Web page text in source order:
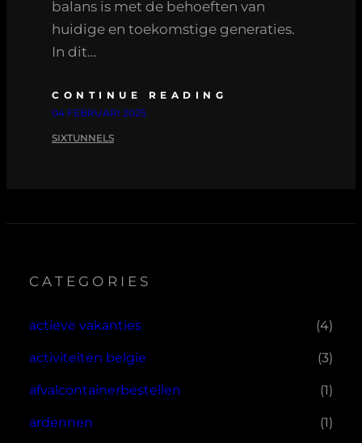
balans is met de behoeften van
huidige en toekomstige generaties.
In dit…
CONTINUE READING
04 FEBRUARI 2025
SIXTUNNELS
CATEGORIES
actieve vakanties (4)
activiteiten belgie (3)
afvalcontainerbestellen (1)
ardennen (1)